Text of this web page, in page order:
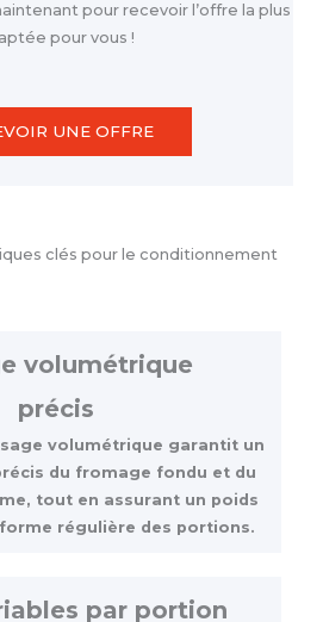
pour recevoir l’offre la plus
pour vous !
UNE OFFRE
clés pour le conditionnement
volumétrique
précis
volumétrique garantit un
du fromage fondu et du
tout en assurant un poids
régulière des portions.
par portion